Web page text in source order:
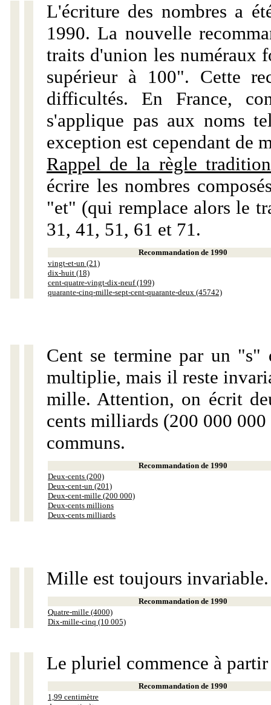
L'écriture des nombres a
1990. La nouvelle
traits d'union les numéraux
supérieur à 100". Cette
difficultés. En France,
s'applique pas aux noms
exception est cependant de
Rappel de la règle
écrire les nombres
"et" (qui remplace alors le
31, 41, 51, 61 et 71.
Recommandation de 1990
vingt-et-un (21)
dix-huit (18)
cent-quatre-vingt-dix-neuf (199)
quarante-cinq-mille-sept-cent-quarante-deux (45742)
Cent se termine par un "s"
multiplie, mais il reste
mille. Attention, on écrit
cents milliards (200 000
communs.
Recommandation de 1990
Deux-cents (200)
Deux-cent-un (201)
Deux-cent-mille (200 000)
Deux-cents millions
Deux-cents milliards
Mille est toujours invariable.
Recommandation de 1990
Quatre-mille (4000)
Dix-mille-cinq (10 005)
Le pluriel commence à
Recommandation de 1990
1,99 centimètre